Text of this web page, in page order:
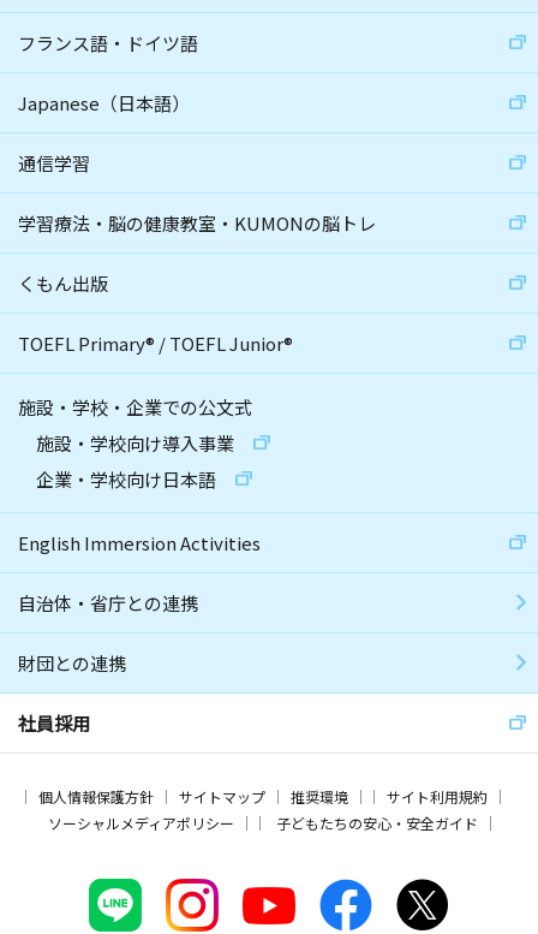
フランス語・ドイツ語
Japanese（日本語）
通信学習
学習療法・脳の健康教室・KUMONの脳トレ
くもん出版
TOEFL Primary® /TOEFL Junior®
施設・学校・企業での公文式
施設・学校向け導入事業
企業・学校向け日本語
English Immersion Activities
自治体・省庁との連携
財団との連携
社員採用
個人情報保護方針 サイトマップ 推奨環境
サイト利用規約
ソーシャルメディアポリシー
子どもたちの安心・安全ガイド